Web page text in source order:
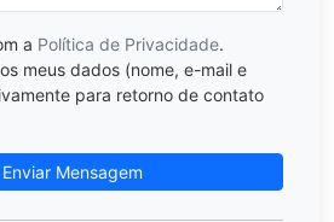
a Política de Privacidade.
meus dados (nome, e-mail e
para retorno de contato
Enviar Mensagem